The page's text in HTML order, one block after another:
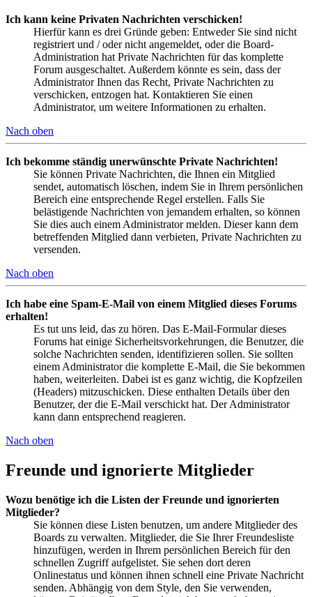
Ich kann keine Privaten Nachrichten verschicken!
Hierfür kann es drei Gründe geben: Entweder Sie sind nicht
registriert und / oder nicht angemeldet, oder die Board-
Administration hat Private Nachrichten für das komplette
Forum ausgeschaltet. Außerdem könnte es sein, dass der
Administrator Ihnen das Recht, Private Nachrichten zu
verschicken, entzogen hat. Kontaktieren Sie einen
Administrator, um weitere Informationen zu erhalten.
Nach oben
Ich bekomme ständig unerwünschte Private Nachrichten!
Sie können Private Nachrichten, die Ihnen ein Mitglied
sendet, automatisch löschen, indem Sie in Ihrem persönlichen
Bereich eine entsprechende Regel erstellen. Falls Sie
belästigende Nachrichten von jemandem erhalten, so können
Sie dies auch einem Administrator melden. Dieser kann dem
betreffenden Mitglied dann verbieten, Private Nachrichten zu
versenden.
Nach oben
Ich habe eine Spam-E-Mail von einem Mitglied dieses Forums
erhalten!
Es tut uns leid, das zu hören. Das E-Mail-Formular dieses
Forums hat einige Sicherheitsvorkehrungen, die Benutzer, die
solche Nachrichten senden, identifizieren sollen. Sie sollten
einem Administrator die komplette E-Mail, die Sie bekommen
haben, weiterleiten. Dabei ist es ganz wichtig, die Kopfzeilen
(Headers) mitzuschicken. Diese enthalten Details über den
Benutzer, der die E-Mail verschickt hat. Der Administrator
kann dann entsprechend reagieren.
Nach oben
Freunde und ignorierte Mitglieder
Wozu benötige ich die Listen der Freunde und ignorierten
Mitglieder?
Sie können diese Listen benutzen, um andere Mitglieder des
Boards zu verwalten. Mitglieder, die Sie Ihrer Freundesliste
hinzufügen, werden in Ihrem persönlichen Bereich für den
schnellen Zugriff aufgelistet. Sie sehen dort deren
Onlinestatus und können ihnen schnell eine Private Nachricht
senden. Abhängig von dem Style, den Sie verwenden,